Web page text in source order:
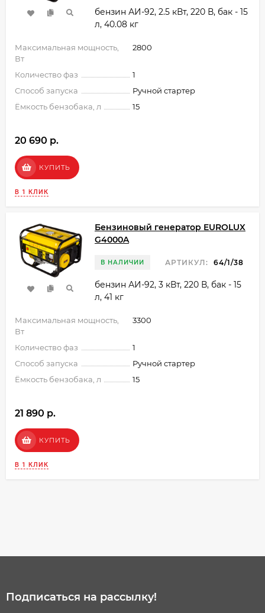
бензин АИ-92, 2.5 кВт, 220 В, бак - 15
л, 40.08 кг
Максимальная мощность,
Вт
2800
Количество фаз
1
Способ запуска
Ручной стартер
Ёмкость бензобака, л
15
20 690 p.
КУПИТЬ
В 1 КЛИК
Бензиновый генератор EUROLUX
G4000A
В НАЛИЧИИ АРТИКУЛ: 64/1/38
бензин АИ-92, 3 кВт, 220 В, бак - 15
л, 41 кг
Максимальная мощность,
Вт
3300
Количество фаз
1
Способ запуска
Ручной стартер
Ёмкость бензобака, л
15
21 890 p.
КУПИТЬ
В 1 КЛИК
Подписаться на рассылкy!